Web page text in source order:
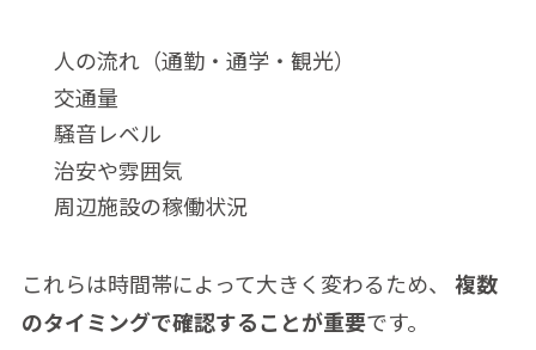
人の流れ（通勤・通学・観光）
交通量
騒音レベル
治安や雰囲気
周辺施設の稼働状況
これらは時間帯によって大きく変わるため、 複数
のタイミングで確認することが重要です。